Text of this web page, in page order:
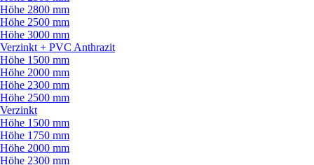
Höhe 2800 mm
Höhe 2500 mm
Höhe 3000 mm
Verzinkt + PVC Anthrazit
Höhe 1500 mm
Höhe 2000 mm
Höhe 2300 mm
Höhe 2500 mm
Verzinkt
Höhe 1500 mm
Höhe 1750 mm
Höhe 2000 mm
Höhe 2300 mm